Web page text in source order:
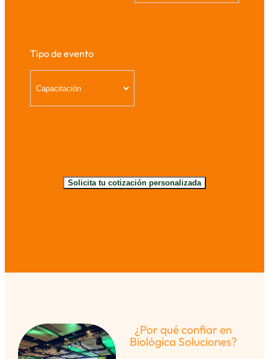
Tipo de evento
Solicita tu cotización personalizada
¿Por qué confiar en
Biológica Soluciones?